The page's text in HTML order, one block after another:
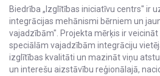
Biedrība „Izglītības iniciatīvu centrs" ir
integrācijas mehānismi bērniem un
vajadzībām". Projekta mērķis ir
speciālām vajadzībām integrāciju
izglītības kvalitāti un mazināt viņu
un interešu aizstāvību reģionālajā,